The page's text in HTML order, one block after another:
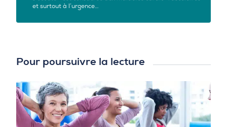
et surtout à l’urgence…
Pour poursuivre la lecture